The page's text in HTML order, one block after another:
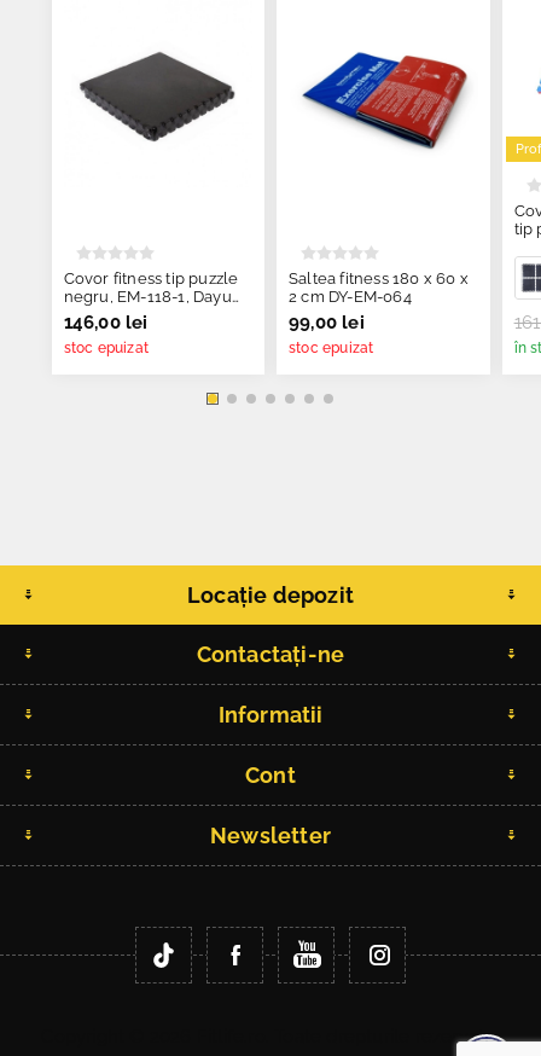
Covor fitness tip puzzle
negru, EM-118-1, Dayu
Fitness
146,00 lei
stoc epuizat
Saltea fitness 180 x 60 x
2 cm DY-EM-064
99,00 lei
stoc epuizat
tip
în
Locație depozit
Contactați-ne
Informatii
Cont
Newsletter
Copyright © 2026 Fitlife.ro. Toate drepturile rezervate.